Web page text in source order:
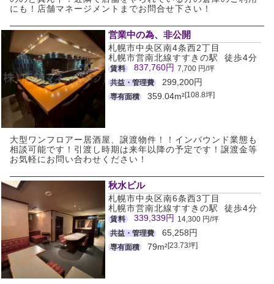
にも！店舗マネージメントまでお問合せ下さい！
営業中の為、非公開
札幌市中央区南4条西2丁目
札幌市営南北線すすきの駅 徒歩4分
賃料 837,760円 7,700 円/坪
共益・管理費
299,200円
専有面積 359.04m²[108.8坪]
大型ワンフロアー居酒屋、譲渡物件！！インバウンド業態も
相談可能です！引渡し時期は来年以降の予定です！譲渡金等
お気軽にお問い合わせください！
秋水ビル
札幌市中央区南6条西3丁目
札幌市営南北線すすきの駅 徒歩4分
賃料 339,339円 14,300 円/坪
共益・管理費
65,258円
専有面積 79m²[23.73坪]